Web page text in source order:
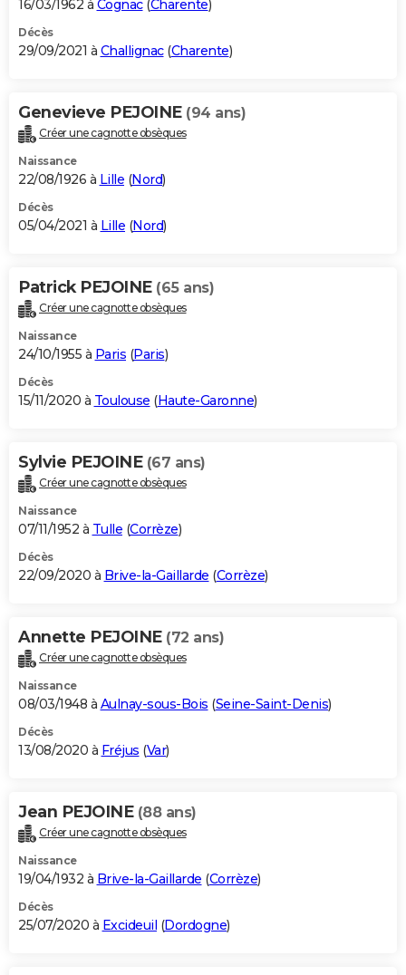
16/03/1962 à Cognac(Charente)
Décès
29/09/2021 à Challignac(Charente)
Genevieve PEJOINE (94 ans)
Créer une cagnotte obsèques
Naissance
22/08/1926 à Lille (Nord)
Décès
05/04/2021 à Lille (Nord)
Patrick PEJOINE (65 ans)
Créer une cagnotte obsèques
Naissance
24/10/1955 à Paris (Paris)
Décès
15/11/2020 à Toulouse (Haute-Garonne)
Sylvie PEJOINE (67 ans)
Créer une cagnotte obsèques
Naissance
07/11/1952 à Tulle (Corrèze)
Décès
22/09/2020 à Brive-la-Gaillarde (Corrèze)
Annette PEJOINE (72 ans)
Créer une cagnotte obsèques
Naissance
08/03/1948 à Aulnay-sous-Bois (Seine-Saint-Denis)
Décès
13/08/2020 à Fréjus (Var)
Jean PEJOINE (88 ans)
Créer une cagnotte obsèques
Naissance
19/04/1932 à Brive-la-Gaillarde (Corrèze)
Décès
25/07/2020 à Excideuil (Dordogne)